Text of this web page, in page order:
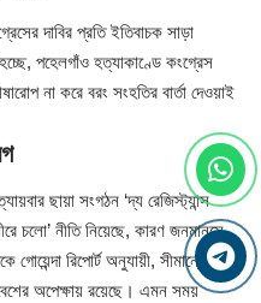
দাবির প্রতি ইতিবাচক সাড়া
পহেলগাঁও হত্যাকাণ্ডে কংগ্রেস
না করে বরং সংহতির বার্তা দেওয়াই
ছায়া সংগঠন ‘দ্য রেজিস্ট্যান্স
চলো’ নীতি নিয়েছে, কারণ জনমানসে
রিপোর্ট অনুযায়ী, সীমান্তে
অপেক্ষায় রয়েছে। এমন সময়